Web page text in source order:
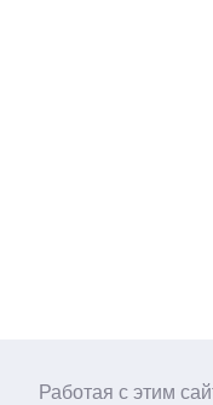
Работая с этим